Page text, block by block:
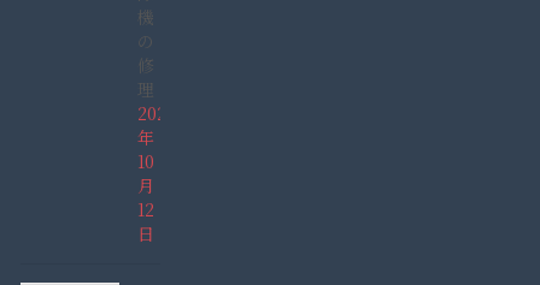
機
の
修
理
2025
年
10
月
12
日